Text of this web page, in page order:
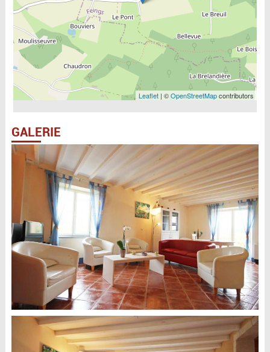
Leaflet | ©OpenStreetMapcontributors
GALERIE